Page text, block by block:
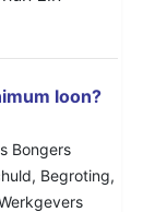
loon?
Bongers
, Begroting,